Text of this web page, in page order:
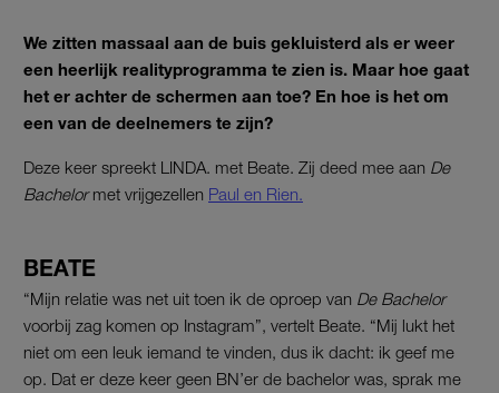
We zitten massaal aan de buis gekluisterd als er weer
een heerlijk realityprogramma te zien is. Maar hoe gaat
het er achter de schermen aan toe? En hoe is het om
een van de deelnemers te zijn?
Deze keer spreekt LINDA. met Beate. Zij deed mee aan De
Bachelormet vrijgezellen Paul en Rien.
BEATE
“Mijn relatie was net uit toen ik de oproep van De Bachelor
voorbij zag komen op Instagram”, vertelt Beate. “Mij lukt het
niet om een leuk iemand te vinden, dus ik dacht: ik geef me
op. Dat er deze keer geen BN’er de bachelor was, sprak me